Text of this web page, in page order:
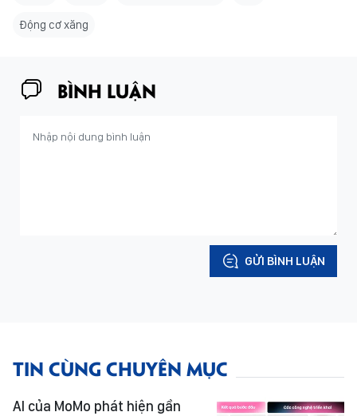
Động cơ xăng
BÌNH LUẬN
GỬI BÌNH LUẬN
TIN CÙNG CHUYÊN MỤC
AI của MoMo phát hiện gần